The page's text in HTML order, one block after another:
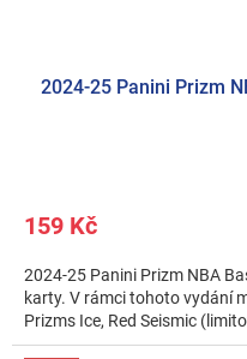
2024-25 Panini Prizm
159 Kč
2024-25 Panini Prizm NBA
karty. V rámci tohoto vydání
Prizms Ice, Red Seismic